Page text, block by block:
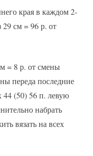
края в каждом 2-
29 см = 96 р. от
= 8 р. от смены
переда последние
44 (50) 56 п. левую
набрать
вязать на всех